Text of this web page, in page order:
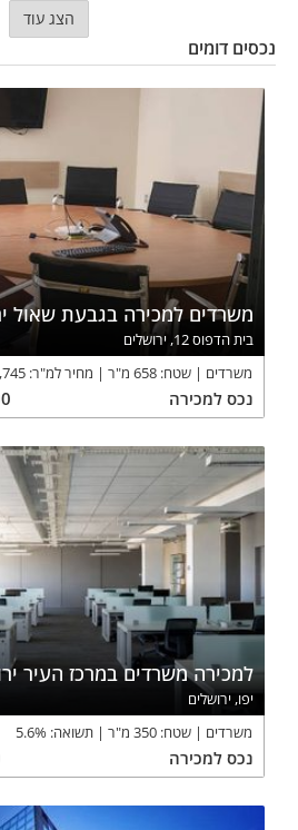
הצג עוד
נכסים דומים
משרדים למכירה בגבעת שאול
בית הדפוס 12, ירושלים
משרדים
שטח: 658 מ"ר מחיר למ"ר:
נכס למכירה
למכירה משרדים במרכז העיר
יפו, ירושלים
משרדים
שטח: 350 מ"ר תשואה: 5.6%
נכס למכירה